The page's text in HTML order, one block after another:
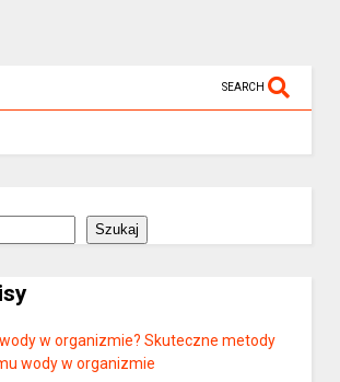
SEARCH
Szukaj
w organizmie? Skuteczne metody
wody w organizmie